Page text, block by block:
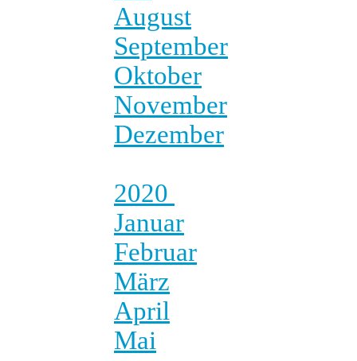
August
September
Oktober
November
Dezember
2020
Januar
Februar
März
April
Mai